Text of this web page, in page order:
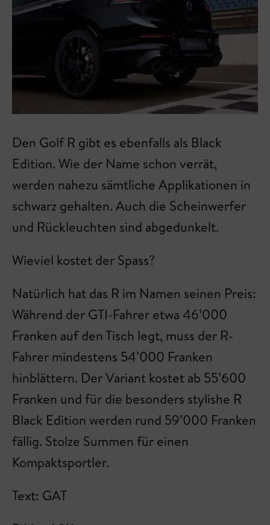
Den Golf R gibt es ebenfalls als Black
Edition. Wie der Name schon verrät,
werden nahezu sämtliche Applikationen in
schwarz gehalten. Auch die Scheinwerfer
und Rückleuchten sind abgedunkelt.
Wieviel kostet der Spass?
Natürlich hat das R im Namen seinen Preis:
Während der GTI-Fahrer etwa 46’000
Franken auf den Tisch legt, muss der R-
Fahrer mindestens 54’000 Franken
hinblättern. Der Variant kostet ab 55’600
Franken und für die besonders stylishe R
Black Edition werden rund 59’000 Franken
fällig. Stolze Summen für einen
Kompaktsportler.
Text: GAT